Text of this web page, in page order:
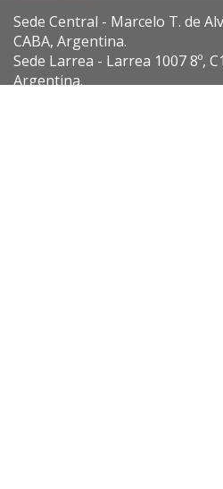
Sede Central - Marcelo T. de
CABA, Argentina.
Sede Larrea - Larrea 1007 8º,
Argentina.